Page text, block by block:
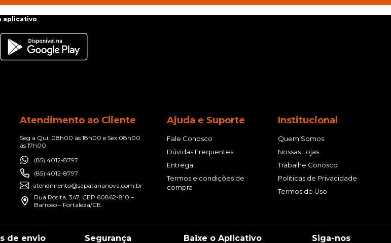
aplicativo
Atendimento ao Cliente
Seg a Qui, 08h00 às 18h00 e Sex 08h00
às 17h00
(85) 4012-8797
(85) 4012-8797
atendimento@sapatarianova.com.br
Rua Rosita, 347, CEP 60862-810 –
Barroso – Fortaleza/CE.
Ajuda e Suporte
Fale Conosco
Dúvidas Frequentes
Entrega
Termos e condições de
compra
Institucional
Quem Somos
Nossas Lojas
Trabalhe Conosco
Políticas de Privacidade
Termos de Uso
de envio Segurança Baixe o Aplicativo Siga-nos